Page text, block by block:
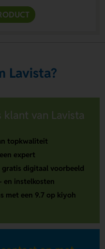
Lavista?
van Lavista
topkwaliteit
expert
gratis digitaal voorbeeld
en instelkosten
met een 9.7 op kiyoh